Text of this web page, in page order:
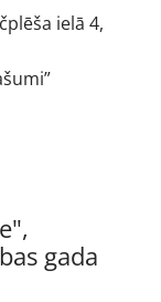
ielā 4,
gada